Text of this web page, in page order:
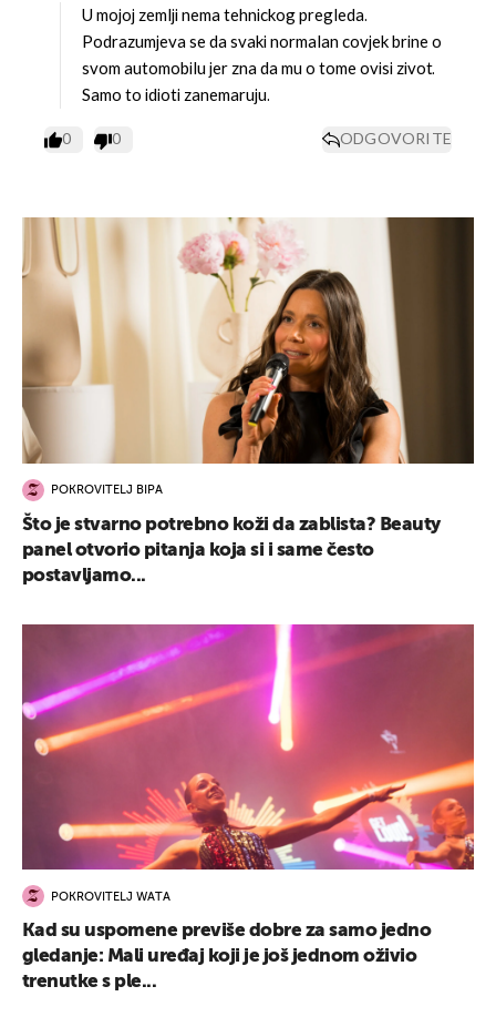
U mojoj zemlji nema tehnickog pregleda.
Podrazumjeva se da svaki normalan covjek brine o
svom automobilu jer zna da mu o tome ovisi zivot.
Samo to idioti zanemaruju.
0 0 ODGOVORITE
POKROVITELJ BIPA
Što je stvarno potrebno koži da zablista? Beauty
panel otvorio pitanja koja si i same često
postavljamo...
POKROVITELJ WATA
Kad su uspomene previše dobre za samo jedno
gledanje: Mali uređaj koji je još jednom oživio
trenutke s ple...